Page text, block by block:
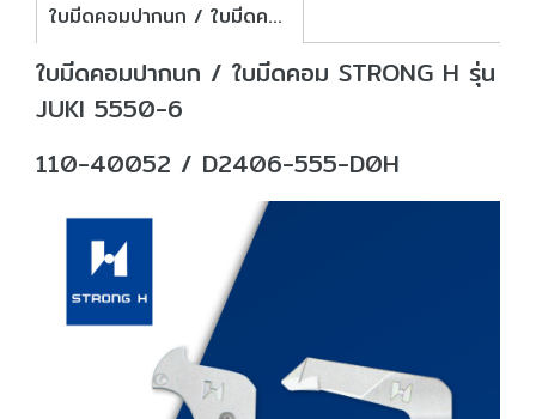
ใบมีดคอมปากนก / ใบมีดคอม STRONG H รุ่น JUKI 5550-6
ใบมีดคอมปากนก / ใบมีดคอม STRONG H รุ่น
JUKI 5550-6
110-40052 / D2406-555-D0H